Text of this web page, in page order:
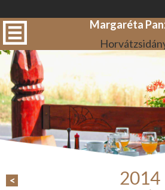
Margaréta
< 2014